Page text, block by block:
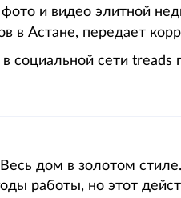
и видео элитной
в Астане, передает
социальной сети treads
дом в золотом
работы, но этот